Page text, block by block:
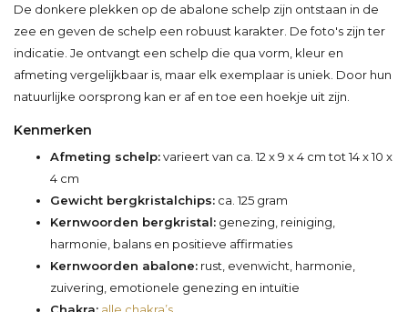
De donkere plekken op de abalone schelp zijn ontstaan in de
zee en geven de schelp een robuust karakter. De foto's zijn ter
indicatie. Je ontvangt een schelp die qua vorm, kleur en
afmeting vergelijkbaar is, maar elk exemplaar is uniek. Door hun
natuurlijke oorsprong kan er af en toe een hoekje uit zijn.
Kenmerken
Afmeting schelp:varieert van ca. 12 x 9 x 4 cm tot 14 x 10 x
4 cm
Gewicht bergkristalchips: ca. 125 gram
Kernwoorden bergkristal: genezing, reiniging,
harmonie, balans en positieve affirmaties
Kernwoorden abalone: rust, evenwicht, harmonie,
zuivering, emotionele genezing en intuïtie
Chakra: alle chakra’s